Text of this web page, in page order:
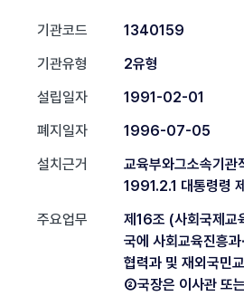
기관코드
1340159
기관유형
2유형
설립일자
1991-02-01
폐지일자
1996-07-05
설치근거
교육부와그소속기관
1991.2.1 대통령령
주요업무
제16조 (사회국제
국에 사회교육진흥과
협력과 및 재외국민
②국장은 이사관 또